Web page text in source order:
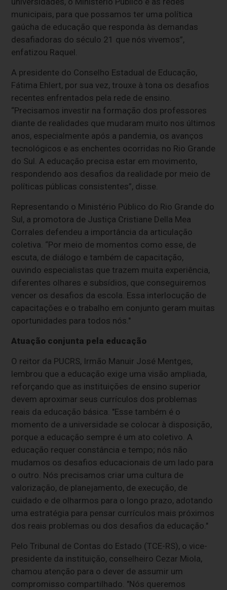
municipais, para que possamos ter uma política
gaúcha de educação que responda às demandas
desafiadoras do século 21 que nós vivemos”,
enfatizou Raquel.
A presidente do Conselho Estadual de Educação,
Fátima Ehlert, por sua vez, trouxe à tona os desafios
recentes enfrentados pela rede de ensino.
“Precisamos investir na formação dos professores
diante de realidades que mudaram muito nos últimos
anos, especialmente após a pandemia, os avanços
tecnológicos e as enchentes ocorridas no Rio Grande
do Sul. A educação precisa estar em movimento,
respondendo aos desafios da realidade por meio de
políticas públicas consistentes”, disse.
Representando o Ministério Público do Rio Grande do
Sul, a promotora de Justiça Cristiane Della Mea
Corrales defendeu a importância da articulação
coletiva. “Por meio de momentos como esse, de
escuta, de diálogo e também de capacitação,
ouvindo especialistas que trazem muita experiência,
diferentes olhares e subsídios, que conseguiremos
vencer os desafios da escola. Essa interlocução de
capacitações e o trabalho em conjunto geram muitas
oportunidades para todos nós."
Atuação conjunta pela educação
O reitor da PUCRS, Irmão Manuir José Mentges,
lembrou que a educação exige uma visão ampliada,
reforçando que as instituições de ensino superior
devem aproximar seus currículos dos problemas
reais da educação básica. "Esse também é o
momento de a universidade se colocar à disposição,
porque a educação sempre é um ato coletivo. A
educação requer constância e tempo; nós não
mudamos os desafios educacionais de um lado para
o outro. Nós precisamos criar uma cultura de
valorização, de planejamento, de execução, de
cuidado e de olharmos para o longo prazo, adotando
uma estratégia para pensar currículos mais próximos
dos reais problemas ou dos desafios da educação."
Pelo Tribunal de Contas do Estado (TCE-RS), o vice-
presidente da instituição, conselheiro Cezar Miola,
chamou atenção para o dever de assumir um
compromisso compartilhado. "Nós queremos